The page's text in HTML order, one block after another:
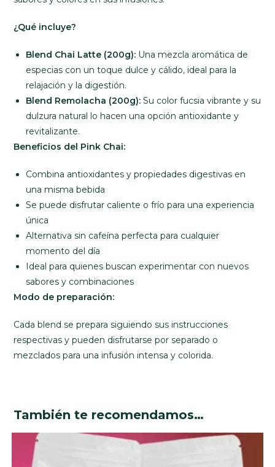
¿Qué incluye?
Blend Chai Latte (200g): Una mezcla aromática de
especias con un toque dulce y cálido, ideal para la
relajación y la digestión.
Blend Remolacha (200g): Su color fucsia vibrante y su
dulzura natural lo hacen una opción antioxidante y
revitalizante.
Beneficios del Pink Chai:
Combina antioxidantes y propiedades digestivas en
una misma bebida
Se puede disfrutar caliente o frío para una experiencia
única
Alternativa sin cafeína perfecta para cualquier
momento del día
Ideal para quienes buscan experimentar con nuevos
sabores y combinaciones
Modo de preparación:
Cada blend se prepara siguiendo sus instrucciones
respectivas y pueden disfrutarse por separado o
mezclados para una infusión intensa y colorida.
También te recomendamos…